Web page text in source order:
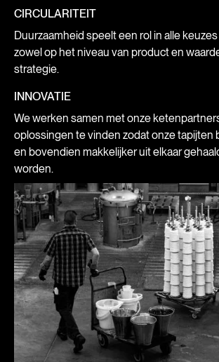
CIRCULARITEIT
Duurzaamheid speelt een rol in alle
zowel op het niveau van product en
strategie.
INNOVATIE
We werken samen met onze
oplossingen te vinden zodat onze tapijten
en bovendien makkelijker uit elkaar
worden.